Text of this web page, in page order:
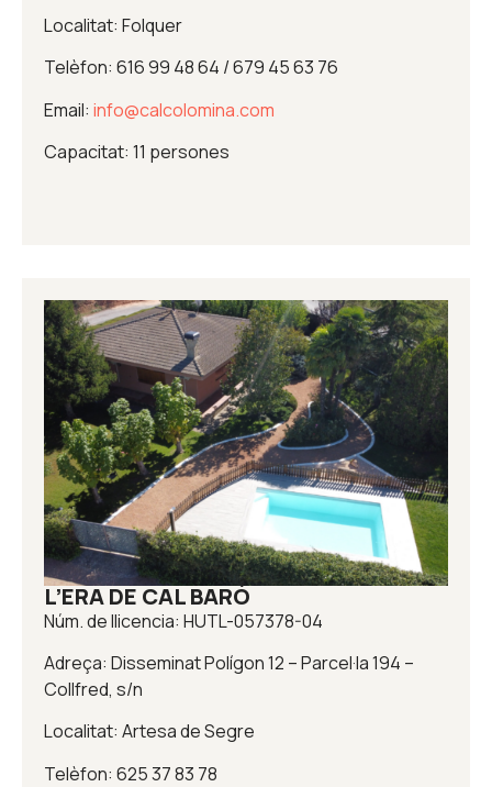
Localitat: Folquer
Telèfon: 616 99 48 64 / 679 45 63 76
Email: info@calcolomina.com
Capacitat: 11 persones
L’ERA DE CAL BARÓ
Núm. de llicencia: HUTL-057378-04
Adreça: Disseminat Polígon 12 – Parcel·la 194 –
Collfred, s/n
Localitat: Artesa de Segre
Telèfon: 625 37 83 78